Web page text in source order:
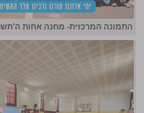
התמונה המרכזית- מחנה אחות